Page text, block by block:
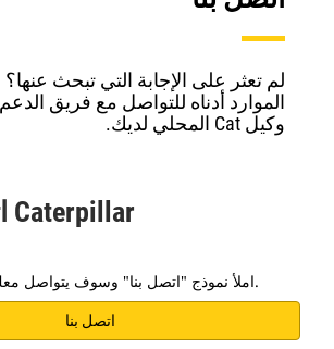
لم تعثر على الإجابة التي تبحث
الموارد أدناه للتواصل مع فريق الدعم
وكيل Cat المحلي لديك.
اتصل بدعم Caterpillar
املأ نموذج "اتصل بنا" وسوف يتواصل معك أحد ممثلي الدعم.
اتصل بنا